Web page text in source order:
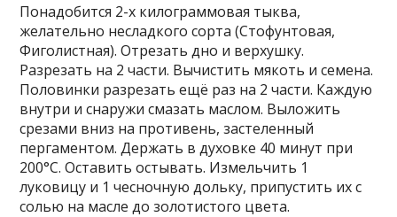
Понадобится 2-х килограммовая тыква,
желательно несладкого сорта (Стофунтовая,
Фиголистная). Отрезать дно и верхушку.
Разрезать на 2 части. Вычистить мякоть и семена.
Половинки разрезать ещё раз на 2 части. Каждую
внутри и снаружи смазать маслом. Выложить
срезами вниз на противень, застеленный
пергаментом. Держать в духовке 40 минут при
200°С. Оставить остывать. Измельчить 1
луковицу и 1 чесночную дольку, припустить их с
солью на масле до золотистого цвета.